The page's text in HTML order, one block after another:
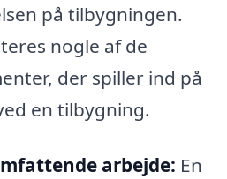
på tilbygningen.
nogle af de
der spiller ind på
en tilbygning.
arbejde: En